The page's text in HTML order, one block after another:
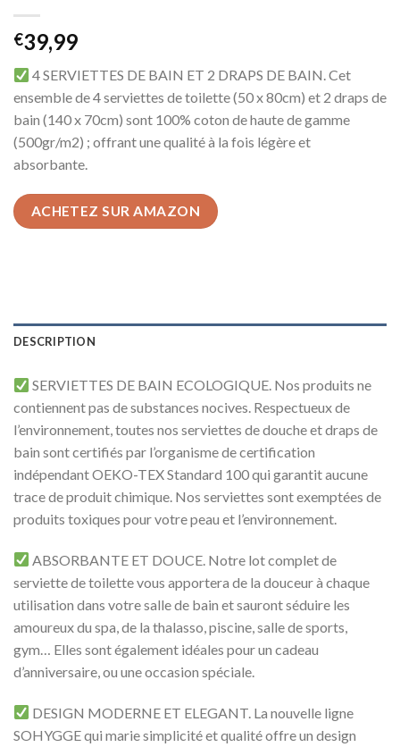
€39,99
4 SERVIETTES DE BAIN ET 2 DRAPS DE BAIN. Cet
ensemble de 4 serviettes de toilette (50 x 80cm) et 2 draps de
bain (140 x 70cm) sont 100% coton de haute de gamme
(500gr/m2) ; offrant une qualité à la fois légère et
absorbante.
ACHETEZ SUR AMAZON
DESCRIPTION
SERVIETTES DE BAIN ECOLOGIQUE. Nos produits ne
contiennent pas de substances nocives. Respectueux de
l’environnement, toutes nos serviettes de douche et draps de
bain sont certifiés par l’organisme de certification
indépendant OEKO-TEX Standard 100 qui garantit aucune
trace de produit chimique. Nos serviettes sont exemptées de
produits toxiques pour votre peau et l’environnement.
ABSORBANTE ET DOUCE. Notre lot complet de
serviette de toilette vous apportera de la douceur à chaque
utilisation dans votre salle de bain et sauront séduire les
amoureux du spa, de la thalasso, piscine, salle de sports,
gym… Elles sont également idéales pour un cadeau
d’anniversaire, ou une occasion spéciale.
DESIGN MODERNE ET ELEGANT. La nouvelle ligne
SOHYGGE qui marie simplicité et qualité offre un design